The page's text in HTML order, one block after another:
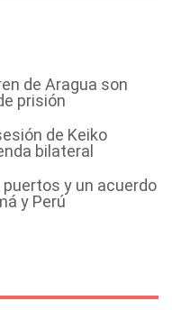
de Aragua son
prisión
de Keiko
bilateral
puertos y un acuerdo
y Perú